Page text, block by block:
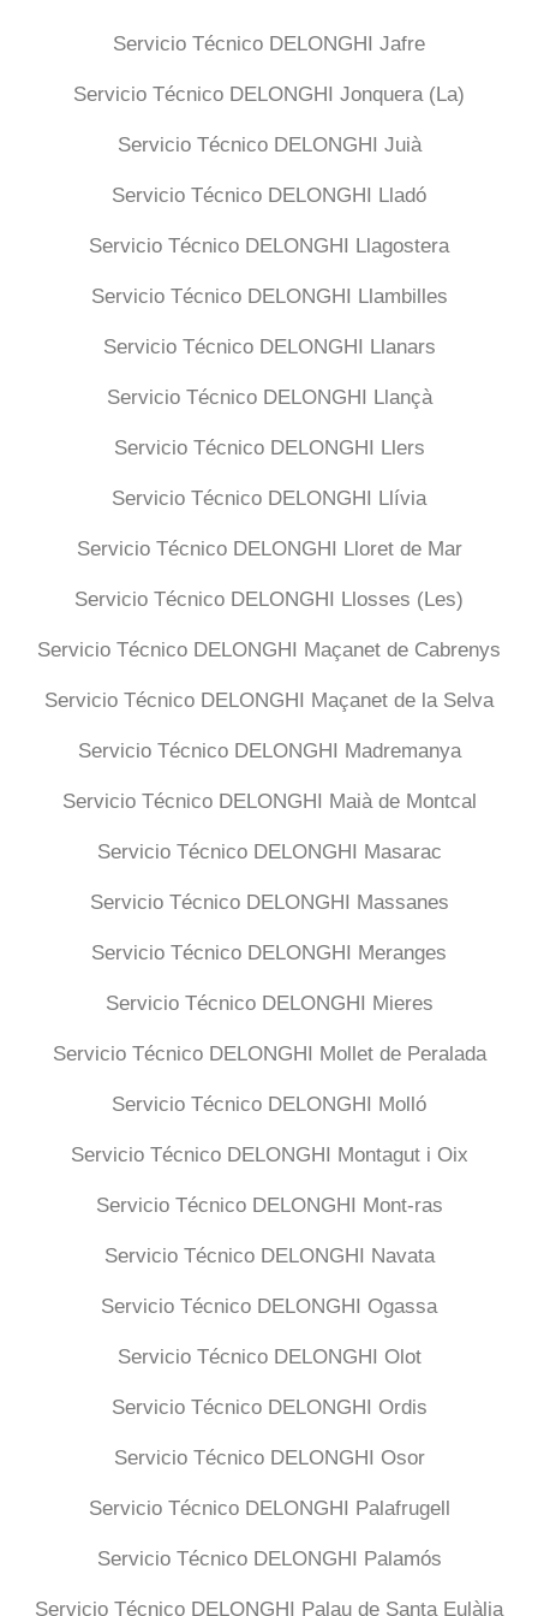
Servicio Técnico DELONGHI Jafre
Servicio Técnico DELONGHI Jonquera (La)
Servicio Técnico DELONGHI Juià
Servicio Técnico DELONGHI Lladó
Servicio Técnico DELONGHI Llagostera
Servicio Técnico DELONGHI Llambilles
Servicio Técnico DELONGHI Llanars
Servicio Técnico DELONGHI Llançà
Servicio Técnico DELONGHI Llers
Servicio Técnico DELONGHI Llívia
Servicio Técnico DELONGHI Lloret de Mar
Servicio Técnico DELONGHI Llosses (Les)
Servicio Técnico DELONGHI Maçanet de Cabrenys
Servicio Técnico DELONGHI Maçanet de la Selva
Servicio Técnico DELONGHI Madremanya
Servicio Técnico DELONGHI Maià de Montcal
Servicio Técnico DELONGHI Masarac
Servicio Técnico DELONGHI Massanes
Servicio Técnico DELONGHI Meranges
Servicio Técnico DELONGHI Mieres
Servicio Técnico DELONGHI Mollet de Peralada
Servicio Técnico DELONGHI Molló
Servicio Técnico DELONGHI Montagut i Oix
Servicio Técnico DELONGHI Mont-ras
Servicio Técnico DELONGHI Navata
Servicio Técnico DELONGHI Ogassa
Servicio Técnico DELONGHI Olot
Servicio Técnico DELONGHI Ordis
Servicio Técnico DELONGHI Osor
Servicio Técnico DELONGHI Palafrugell
Servicio Técnico DELONGHI Palamós
Servicio Técnico DELONGHI Palau de Santa Eulàlia